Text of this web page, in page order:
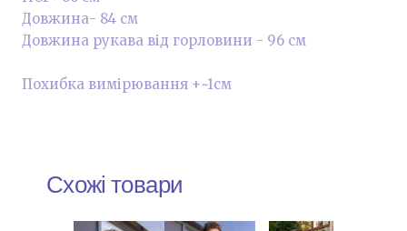
Довжина- 84 см
Довжина рукава від горловини - 96 см
Похибка вимірювання +~1см
Схожі товари